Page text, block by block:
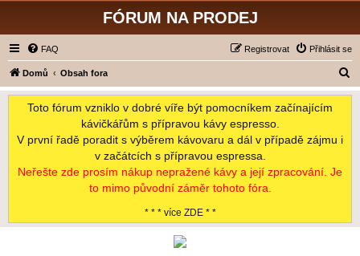
FÓRUM NA PRODEJ
FAQ Přihlásit se
Registrovat
Domů Obsah fora
l
Toto fórum vzniklo v dobré víře být pomocníkem začínajícím
kávičkářům s přípravou kávy espresso.
V první řadě poradit s výběrem kávovaru a dál v případě zájmu i
v začátcích s přípravou espressa.
Neřešte zde prosím nákup nepražené kávy a její zpracování. Je
to mimo původní záměr tohoto fóra.
* * * více ZDE * *